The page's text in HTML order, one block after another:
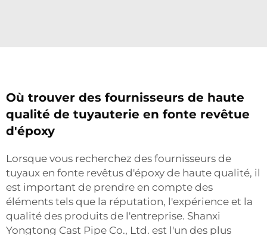
Où trouver des fournisseurs de haute
qualité de tuyauterie en fonte revêtue
d'époxy
Lorsque vous recherchez des fournisseurs de
tuyaux en fonte revêtus d'époxy de haute qualité, il
est important de prendre en compte des
éléments tels que la réputation, l'expérience et la
qualité des produits de l'entreprise. Shanxi
Yongtong Cast Pipe Co., Ltd. est l'un des plus